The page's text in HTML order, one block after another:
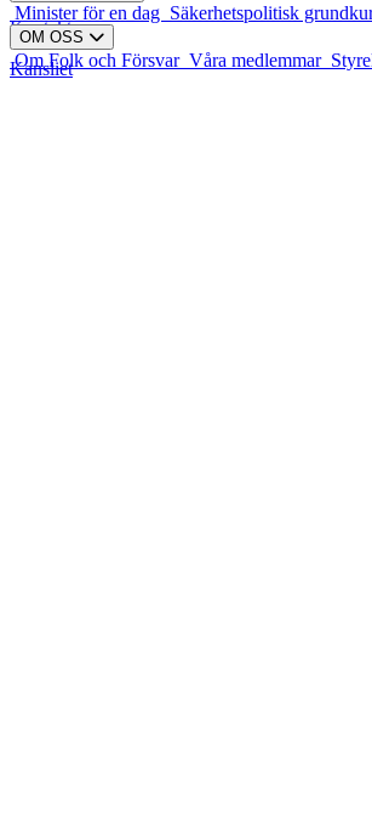
Kontakt
Kansliet
Minister för en dag Säkerhetspolitisk
OM OSS
Om Folk och Försvar Våra medlemmar